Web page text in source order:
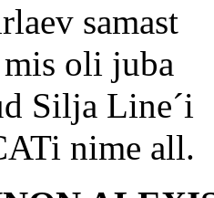
samast
mis oli juba
Silja Line´i
nime all.